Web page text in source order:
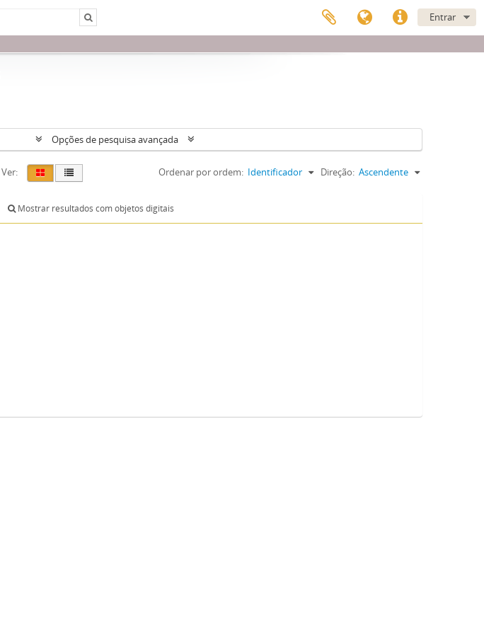
Entrar
Opções de pesquisa avançada
Ver: Ordenar por ordem: Identificador Direção: Ascendente
Mostrar resultados com objetos digitais